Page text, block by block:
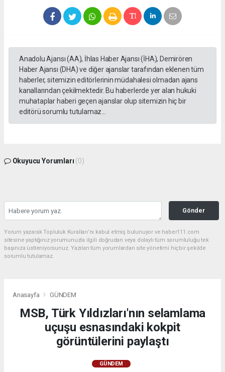
Anadolu Ajansı (AA), İhlas Haber Ajansı (İHA), Demirören
Haber Ajansı (DHA) ve diğer ajanslar tarafından eklenen tüm
haberler, sitemizin editörlerinin müdahalesi olmadan ajans
kanallarından çekilmektedir. Bu haberlerde yer alan hukuki
muhataplar haberi geçen ajanslar olup sitemizin hiç bir
editörü sorumlu tutulamaz...
Okuyucu Yorumları (0)
Gönder
Yorum yazarak Topluluk Kuralları’nı kabul etmiş bulunuyor ve haber111.com
sitesine yaptığınız yorumunuzla ilgili doğrudan veya dolaylı tüm sorumluluğu tek
başınıza üstleniyorsunuz. Yazılan tüm yorumlardan site yönetimi hiçbir şekilde
sorumlu tutulamaz.
Anasayfa GÜNDEM
MSB, Türk Yıldızları'nın selamlama
uçuşu esnasındaki kokpit
görüntülerini paylaştı
GÜNDEM